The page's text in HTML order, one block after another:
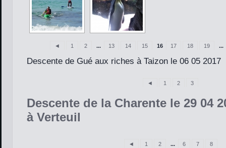
◄ 1 2 ... 13 14 15 16 17 18 19 ...
Descente de Gué aux riches à Taizon le 06 05 2017
◄ 1 2 3
Descente de la Charente le 29 04
à Verteuil
◄ 1 2 ... 6 7 8